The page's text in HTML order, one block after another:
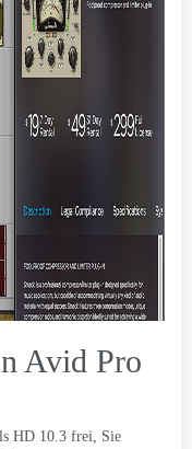
Avid Pro
HD 10.3 frei, Sie